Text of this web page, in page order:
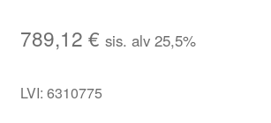
789,12 € sis. alv 25,5%
LVI: 6310775